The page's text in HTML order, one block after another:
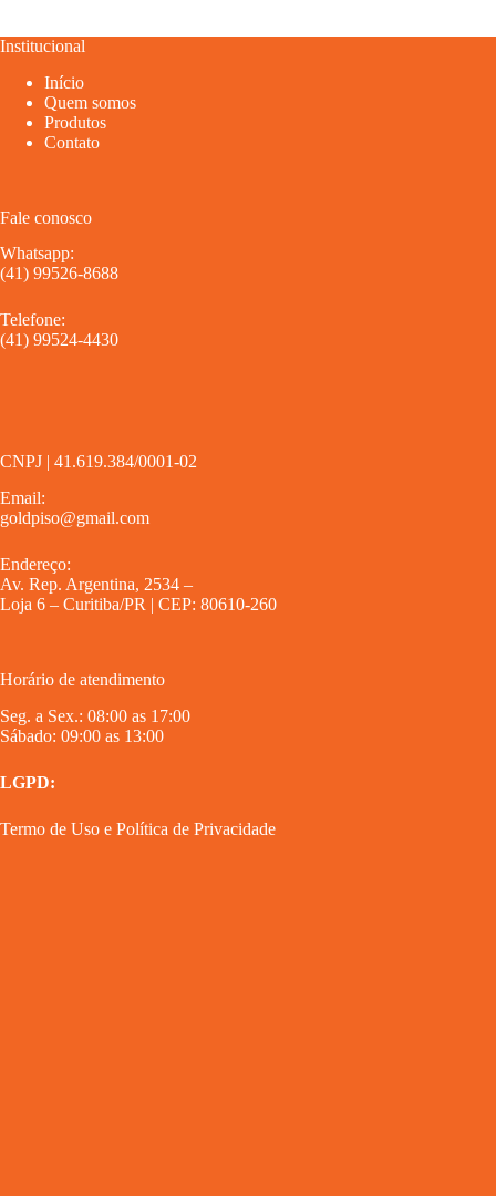
Institucional
Início
Quem somos
Produtos
Contato
Fale conosco
Whatsapp:
(41) 99526-8688
Telefone:
(41) 99524-4430
CNPJ | 41.619.384/0001-02
Email:
goldpiso@gmail.com
Endereço:
Av. Rep. Argentina, 2534 –
Loja 6 – Curitiba/PR | CEP: 80610-260
Horário de atendimento
Seg. a Sex.: 08:00 as 17:00
Sábado: 09:00 as 13:00
LGPD:
Termo de Uso e Política de Privacidade